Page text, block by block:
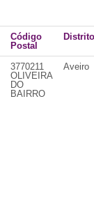
Código
Postal
Distrito
3770211
OLIVEIRA
DO
BAIRRO
Aveiro